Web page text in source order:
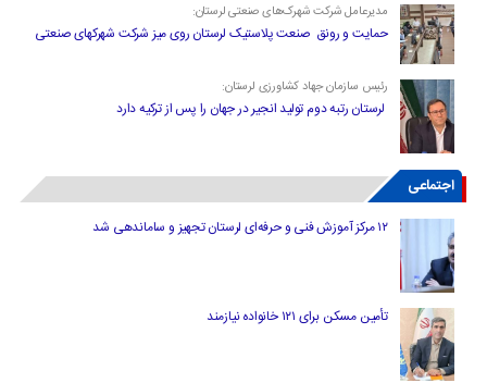
مدیرعامل شرکت شهرک‌های صنعتی لرستان:
حمایت و رونق صنعت پلاستیک لرستان روی میز شرکت شهرکهای صنعتی
رئیس سازمان جهاد کشاورزی لرستان:
لرستان رتبه دوم تولید انجیر در جهان را پس از ترکیه دارد
اجتماعی
۱۲ مرکز آموزش فنی و حرفه‌ای لرستان تجهیز و ساماندهی شد
تأمین مسکن برای ۱۲۱ خانواده نیازمند